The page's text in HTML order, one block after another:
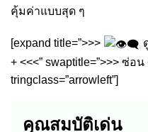
คุ้มค่าแบบสุด ๆ
[expand title=”>>>
+ <<<” swaptitle=”>>> ซ่อน
tringclass=”arrowleft”]
คุณสมบัติเด่น